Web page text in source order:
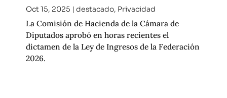
Oct 15, 2025 | destacado, Privacidad
La Comisión de Hacienda de la Cámara de
Diputados aprobó en horas recientes el
dictamen de la Ley de Ingresos de la Federación
2026.